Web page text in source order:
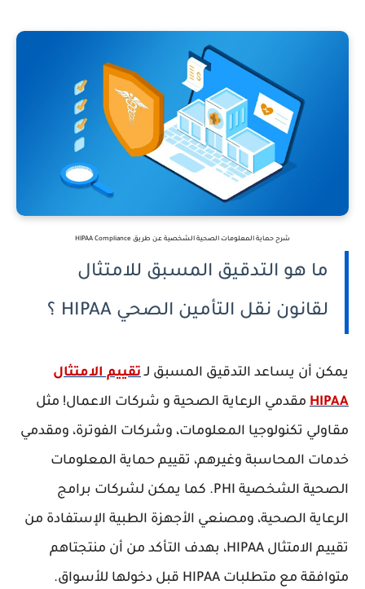
شرح حماية المعلومات الصحية الشخصية عن طريق HIPAA Compliance
ما هو التدقيق المسبق للامتثال
لقانون نقل التأمين الصحي HIPAA ؟
يمكن أن يساعد التدقيق المسبق لـتقييم الامتثال
HIPAA مقدمي الرعاية الصحية و شركات الاعمال! مثل
مقاولي تكنولوجيا المعلومات، وشركات الفوترة، ومقدمي
خدمات المحاسبة وغيرهم، تقييم حماية المعلومات
الصحية الشخصية PHI. كما يمكن لشركات برامج
الرعاية الصحية، ومصنعي الأجهزة الطبية الإستفادة من
تقييم الامتثال HIPAA، بهدف التأكد من أن منتجتاهم
متوافقة مع متطلبات HIPAA قبل دخولها للأسواق.